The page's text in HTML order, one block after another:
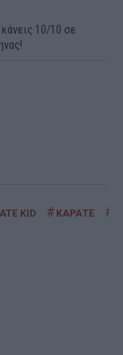
10/10 σε
KID # ΚΑΡΑΤΕ #